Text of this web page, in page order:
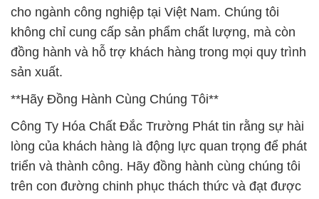
cho ngành công nghiệp tại Việt Nam. Chúng tôi
không chỉ cung cấp sản phẩm chất lượng, mà còn
đồng hành và hỗ trợ khách hàng trong mọi quy trình
sản xuất.
**Hãy Đồng Hành Cùng Chúng Tôi**
Công Ty Hóa Chất Đắc Trường Phát tin rằng sự hài
lòng của khách hàng là động lực quan trọng để phát
triển và thành công. Hãy đồng hành cùng chúng tôi
trên con đường chinh phục thách thức và đạt được